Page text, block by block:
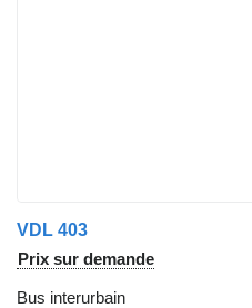
VDL 403
Prix sur demande
Bus interurbain